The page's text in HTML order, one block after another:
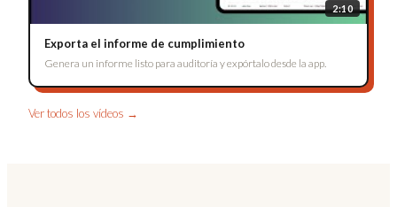
2:10
Exporta el informe de cumplimiento
Genera un informe listo para auditoría y expórtalo desde la app.
Ver todos los vídeos →